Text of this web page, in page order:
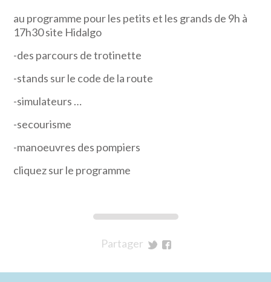
au programme pour les petits et les grands de 9h à
17h30 site Hidalgo
-des parcours de trotinette
-stands sur le code de la route
-simulateurs …
-secourisme
-manoeuvres des pompiers
cliquez sur le programme
Partager
Twitter
Facebook